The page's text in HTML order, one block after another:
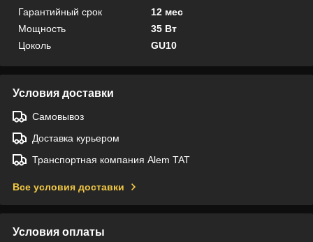
Гарантийный срок
12 мес
Мощность
35 Вт
Цоколь
GU10
Условия доставки
Самовывоз
Доставка курьером
Транспортная компания Alem TAT
Все условия доставки
Условия оплаты